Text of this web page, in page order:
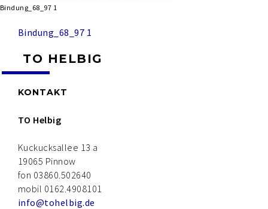
Bindung_68_97 1
Bindung_68_97 1
TO HELBIG
KONTAKT
TO Helbig
Kuckucksallee 13 a
19065 Pinnow
fon 03860.502640
mobil 0162.4908101
info@tohelbig.de